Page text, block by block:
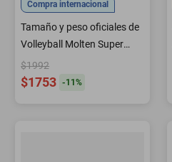
Compra internacional
Tamaño y peso oficiales de
Volleyball Molten Super
Touch
$1992
$1753 -11%